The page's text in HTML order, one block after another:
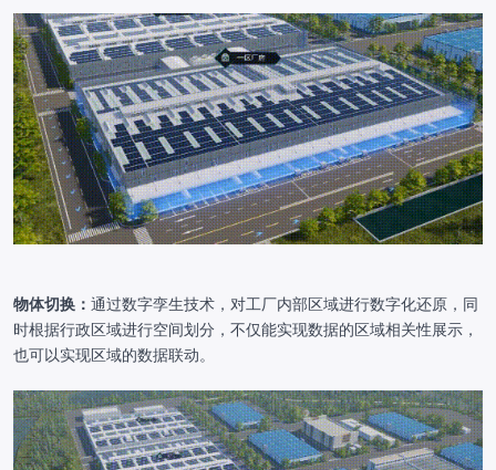
物体切换： 通过数字孪生技术，对工厂内部区域进行数字化还原，同
时根据行政区域进行空间划分，不仅能实现数据的区域相关性展示，
也可以实现区域的数据联动。